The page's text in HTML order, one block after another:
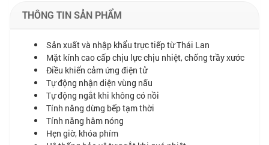
THÔNG TIN SẢN PHẨM
Sản xuất và nhập khẩu trực tiếp từ Thái Lan
Mặt kính cao cấp chịu lực chịu nhiệt, chống trầy xước
Điều khiển cảm ứng điện tử
Tự động nhận diện vùng nấu
Tự động ngắt khi không có nồi
Tính năng dừng bếp tạm thời
Tính năng hâm nóng
Hẹn giờ, khóa phím